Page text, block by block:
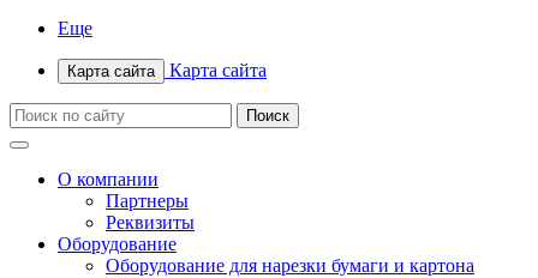
Еще
Карта сайта Карта сайта
О компании
Партнеры
Реквизиты
Оборудование
Оборудование для нарезки бумаги и картона